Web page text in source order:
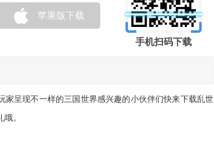
苹果版下载
手机扫码下载
呈现不一样的三国世界感兴趣的小伙伴们快来下载乱世
。